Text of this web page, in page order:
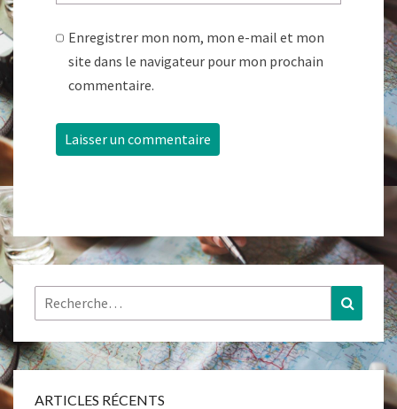
Enregistrer mon nom, mon e-mail et mon
site dans le navigateur pour mon prochain
commentaire.
Rechercher :
ARTICLES RÉCENTS